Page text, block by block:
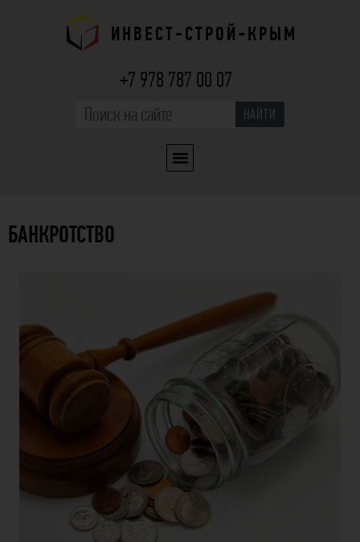
ИНВЕСТ-СТРОЙ-КРЫМ
+7 978 787 00 07
НАЙТИ
БАНКРОТСТВО